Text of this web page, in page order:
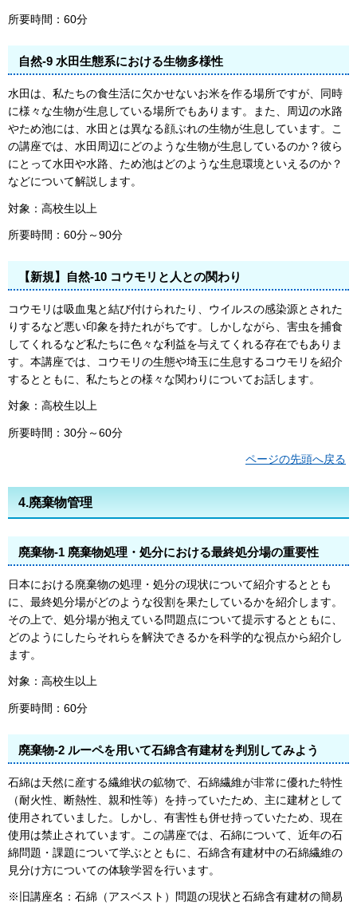
所要時間：60分
自然-9 水田生態系における生物多様性
水田は、私たちの食生活に欠かせないお米を作る場所ですが、同時
に様々な生物が生息している場所でもあります。また、周辺の水路
やため池には、水田とは異なる顔ぶれの生物が生息しています。こ
の講座では、水田周辺にどのような生物が生息しているのか？彼ら
にとって水田や水路、ため池はどのような生息環境といえるのか？
などについて解説します。
対象：高校生以上
所要時間：60分～90分
【新規】自然-10 コウモリと人との関わり
コウモリは吸血鬼と結び付けられたり、ウイルスの感染源とされた
りするなど悪い印象を持たれがちです。しかしながら、害虫を捕食
してくれるなど私たちに色々な利益を与えてくれる存在でもありま
す。本講座では、コウモリの生態や埼玉に生息するコウモリを紹介
するとともに、私たちとの様々な関わりについてお話します。
対象：高校生以上
所要時間：30分～60分
ページの先頭へ戻る
4.廃棄物管理
廃棄物-1 廃棄物処理・処分における最終処分場の重要性
日本における廃棄物の処理・処分の現状について紹介するととも
に、最終処分場がどのような役割を果たしているかを紹介します。
その上で、処分場が抱えている問題点について提示するとともに、
どのようにしたらそれらを解決できるかを科学的な視点から紹介し
ます。
対象：高校生以上
所要時間：60分
廃棄物-2 ルーペを用いて石綿含有建材を判別してみよう
石綿は天然に産する繊維状の鉱物で、石綿繊維が非常に優れた特性
（耐火性、断熱性、親和性等）を持っていたため、主に建材として
使用されていました。しかし、有害性も併せ持っていたため、現在
使用は禁止されています。この講座では、石綿について、近年の石
綿問題・課題について学ぶとともに、石綿含有建材中の石綿繊維の
見分け方についての体験学習を行います。
※旧講座名：石綿（アスベスト）問題の現状と石綿含有建材の簡易